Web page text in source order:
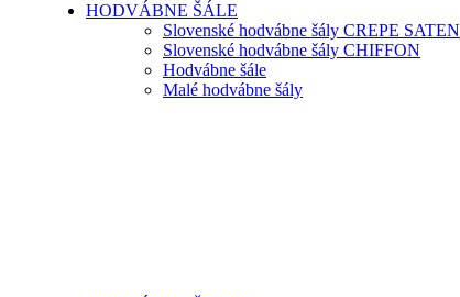
HODVÁBNE ŠÁLE
Slovenské hodvábne šály CREPE SATEN
Slovenské hodvábne šály CHIFFON
Hodvábne šále
Malé hodvábne šály